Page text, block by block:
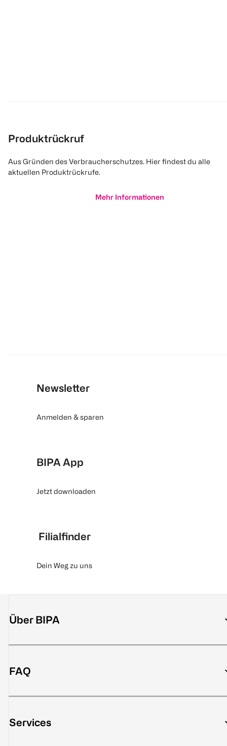
Produktrückruf
Aus Gründen des Verbraucherschutzes. Hier findest du alle
aktuellen Produktrückrufe.
Mehr Informationen
Newsletter
Anmelden & sparen
BIPA App
Jetzt downloaden
Filialfinder
Dein Weg zu uns
Über BIPA
FAQ
Services